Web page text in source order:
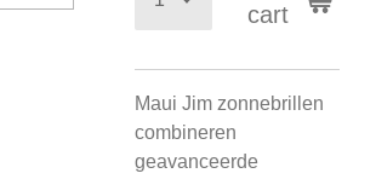
cart
Maui Jim zonnebrillen
combineren
geavanceerde